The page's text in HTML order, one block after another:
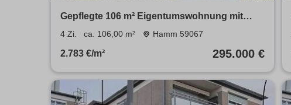
Gepflegte 106 m² Eigentumswohnung mit
Balkon – Hamm 59067
4 Zi. ca. 106,00 m² Hamm 59067
2.783 €/m² 295.000 €